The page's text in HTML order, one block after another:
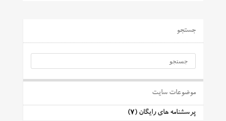
جستجو
موضوعات سایت
پرسشنامه های رایگان (7)